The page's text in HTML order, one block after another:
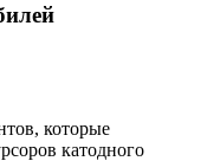
которые
катодного